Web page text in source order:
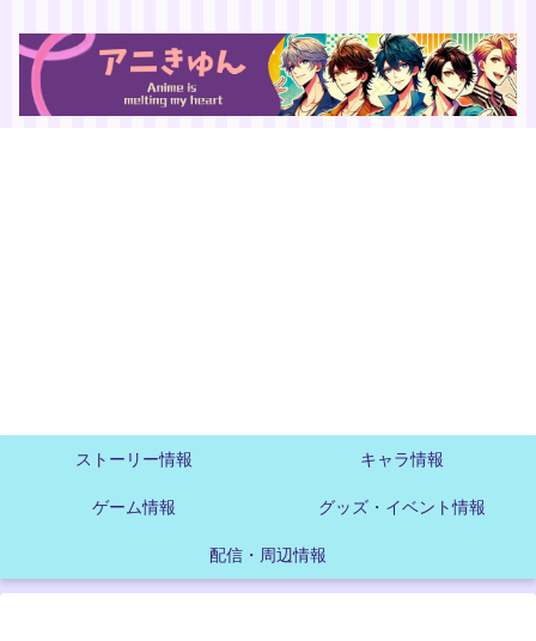
ストーリー情報 キャラ情報
ゲーム情報 グッズ・イベント情報
配信・周辺情報